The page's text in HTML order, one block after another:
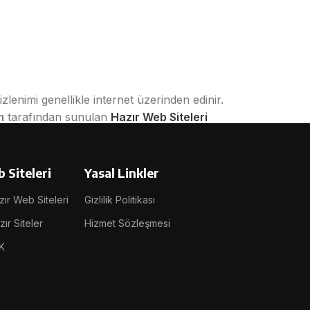
genellikle internet üzerinden edinir.
tarafından sunulan Hazır Web Siteleri
özel içerik ve görsellerle
Bu sistemler;
Siteleri
Web Siteleri
Siteler
Yasal Linkler
Gizlilik Politikası
Hizmet Sözleşmesi